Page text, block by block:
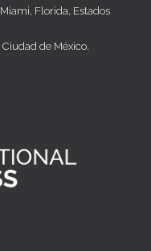
Florida, Estados
de México.